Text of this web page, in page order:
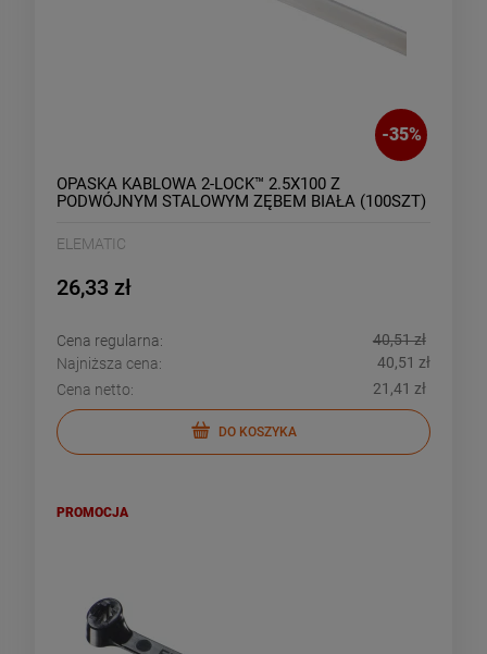
-35%
OPASKA KABLOWA 2-LOCK™ 2.5X100 Z
PODWÓJNYM STALOWYM ZĘBEM BIAŁA (100SZT)
ELEMATIC
26,33 zł
Cena regularna:
40,51 zł
Najniższa cena:
40,51 zł
Cena netto:
21,41 zł
DO KOSZYKA
PROMOCJA